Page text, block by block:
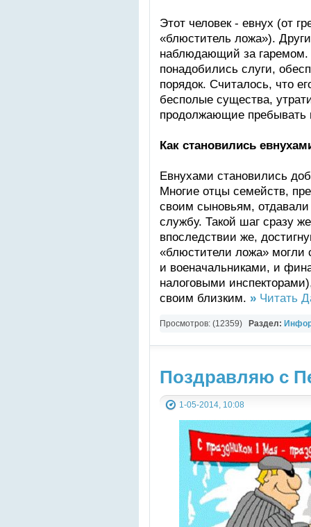
Этот человек - евнух (от
«блюститель ложа»).
наблюдающий за гаремом.
понадобились слуги,
порядок. Считалось, что
бесполые существа,
продолжающие пребывать
Как становились
Евнухами становились
Многие отцы семейств,
своим сыновьям,
службу. Такой шаг сразу
впоследствии же,
«блюстители ложа» могли
и военачальниками, и
налоговыми
своим близким. » Читать
Просмотров: (12359) Раздел:
Поздравляю с
1-05-2014, 10:08